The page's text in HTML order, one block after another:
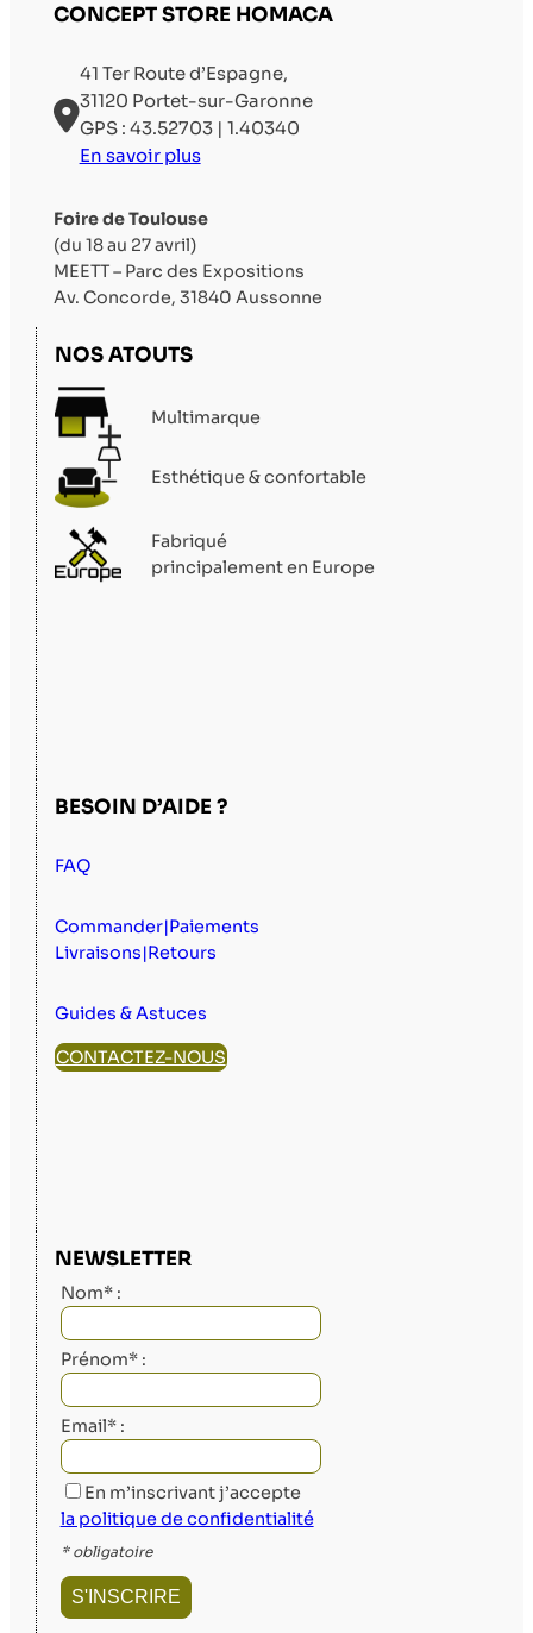
CONCEPT STORE HOMACA
41 Ter Route d’Espagne,
31120 Portet-sur-Garonne
GPS : 43.52703 | 1.40340
En savoir plus
Foire de Toulouse
(du 18 au 27 avril)
MEETT – Parc des Expositions
Av. Concorde, 31840 Aussonne
NOS ATOUTS
Multimarque
Esthétique & confortable
Fabriqué
principalement en Europe
BESOIN D’AIDE ?
FAQ
Commander|Paiements
Livraisons|Retours
Guides & Astuces
CONTACTEZ-NOUS
NEWSLETTER
Nom* :
Prénom* :
Email* :
En m’inscrivant j’accepte
la politique de confidentialité
* obligatoire